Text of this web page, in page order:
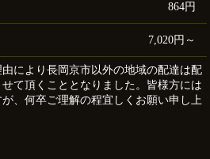
864円
7,020円～
により長岡京市以外の地域の配達は配
て頂くこととなりました。皆様方には
、何卒ご理解の程宜しくお願い申し上